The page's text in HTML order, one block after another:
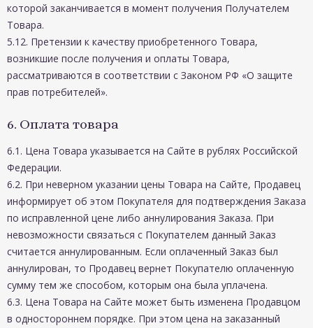
которой заканчивается в момент получения Получателем
Товара.
5.12. Претензии к качеству приобретенного Товара,
возникшие после получения и оплаты Товара,
рассматриваются в соответствии с Законом РФ «О защите
прав потребителей».
6. Оплата товара
6.1. Цена Товара указывается на Сайте в рублях Российской
Федерации.
6.2. При неверном указании цены Товара на Сайте, Продавец
информирует об этом Покупателя для подтверждения Заказа
по исправленной цене либо аннулирования Заказа. При
невозможности связаться с Покупателем данный Заказ
считается аннулированным. Если оплаченный Заказ был
аннулирован, то Продавец вернет Покупателю оплаченную
сумму тем же способом, которым она была уплачена.
6.3. Цена Товара на Сайте может быть изменена Продавцом
в одностороннем порядке. При этом цена на заказанный